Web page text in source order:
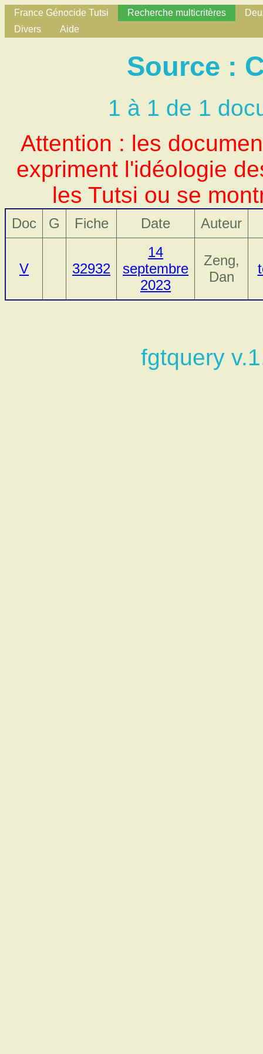
France Génocide Tutsi Recherche multicritères
Divers
Aide
Source :
1 à 1 de 1
Attention : les
expriment l'idéologie
les Tutsi ou se
Doc G Fiche Date Auteur
V 32932
14
septembre
2023
Zeng,
Dan
fgtquery